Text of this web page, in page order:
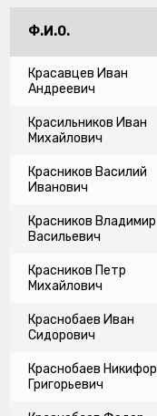
Ф.И.О.
Красавцев Иван
Андреевич
Красильников Иван
Михайлович
Красников Василий
Иванович
Красников Владимир
Васильевич
Красников Петр
Михайлович
Краснобаев Иван
Сидорович
Краснобаев Никифор
Григорьевич